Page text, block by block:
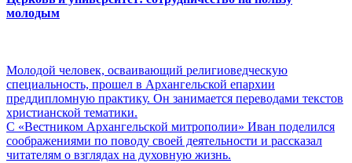
молодым
Молодой человек, осваивающий религиоведческую
специальность, прошел в Архангельской епархии
преддипломную практику. Он занимается переводами текстов
христианской тематики.
С «Вестником Архангельской митрополии» Иван поделился
соображениями по поводу своей деятельности и рассказал
читателям о взглядах на духовную жизнь.